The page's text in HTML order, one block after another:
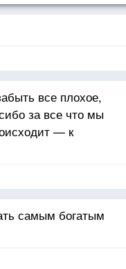
все плохое,
за все что мы
— к
самым богатым